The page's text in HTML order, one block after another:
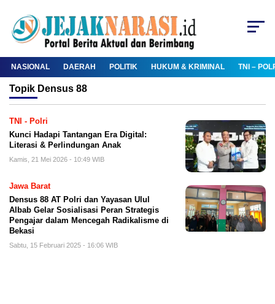
NASIONAL DAERAH POLITIK HUKUM & KRIMINAL TNI –
Topik Densus 88
TNI - Polri
Kunci Hadapi Tantangan Era Digital:
Literasi & Perlindungan Anak
Kamis, 21 Mei 2026 - 10:49 WIB
Jawa Barat
Densus 88 AT Polri dan Yayasan Ulul
Albab Gelar Sosialisasi Peran Strategis
Pengajar dalam Mencegah Radikalisme di
Bekasi
Sabtu, 15 Februari 2025 - 16:06 WIB